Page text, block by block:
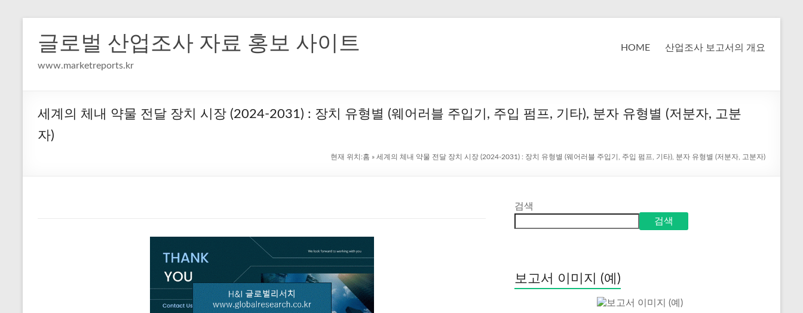
content
글로벌 산업조사 자료 홍보 사이트
www.marketreports.kr
HOME 산업조사 보고서의 개요
세계의 체내 약물 전달 장치 시장 (2024-2031) : 장치 유형별 (웨어러블 주입기, 주입 펌프, 기타), 분자 유형별 (저분자, 고분
자)
현재 위치:홈 » 세계의 체내 약물 전달 장치 시장 (2024-2031) : 장치 유형별 (웨어러블 주입기, 주입 펌프, 기타), 분자 유형별 (저분자, 고분자)
검색
검색
보고서 이미지 (예)